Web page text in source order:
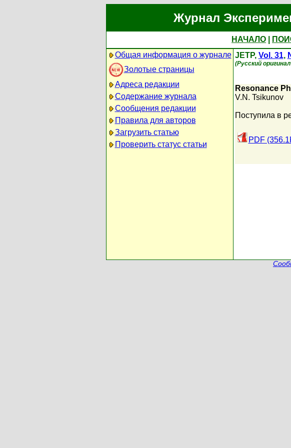
Журнал
НАЧАЛО
Общая информация о журнале
Золотые страницы
Адреса редакции
Содержание журнала
Сообщения редакции
Правила для авторов
Загрузить статью
Проверить статус статьи
JETP, Vol. 31,
(Русский
Resonance
V.N. Tsikunov
Поступила в
PDF